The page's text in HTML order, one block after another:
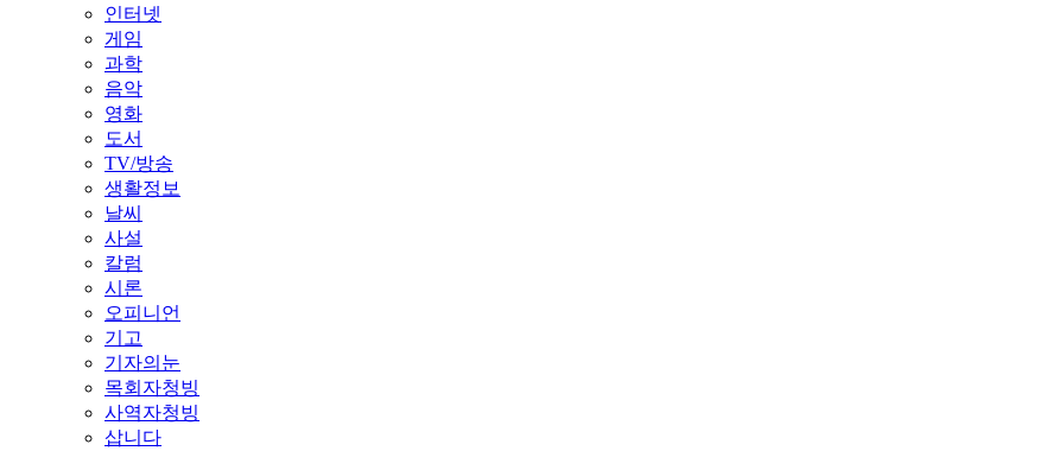
인터넷
게임
과학
음악
영화
도서
TV/방송
생활정보
날씨
사설
칼럼
시론
오피니언
기고
기자의눈
목회자청빙
사역자청빙
삽니다